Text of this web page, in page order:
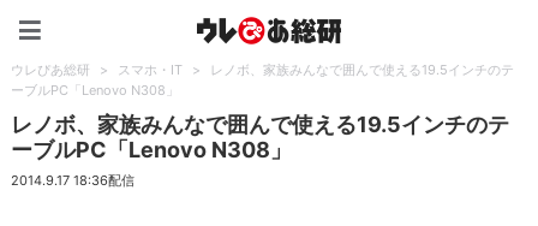
ウレぴあ総研 > スマホ・IT >
レノボ、家族みんなで囲んで使える19.5インチのテ
ーブルPC「Lenovo N308」
レノボ、家族みんなで囲んで使える19.5インチのテ
ーブルPC「Lenovo N308」
2014.9.17 18:36配信